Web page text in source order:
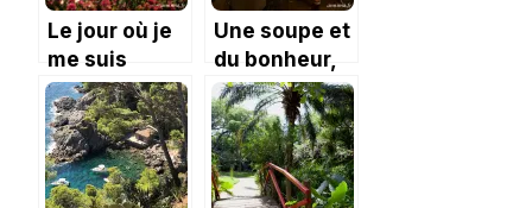
Le jour où je
me suis
perdue dans
Marrakech et
autres
mésaventures.
Une soupe et
du bonheur,
l’heure bleue
à Marrakech